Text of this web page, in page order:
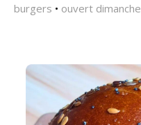
burgers • ouvert dimanche